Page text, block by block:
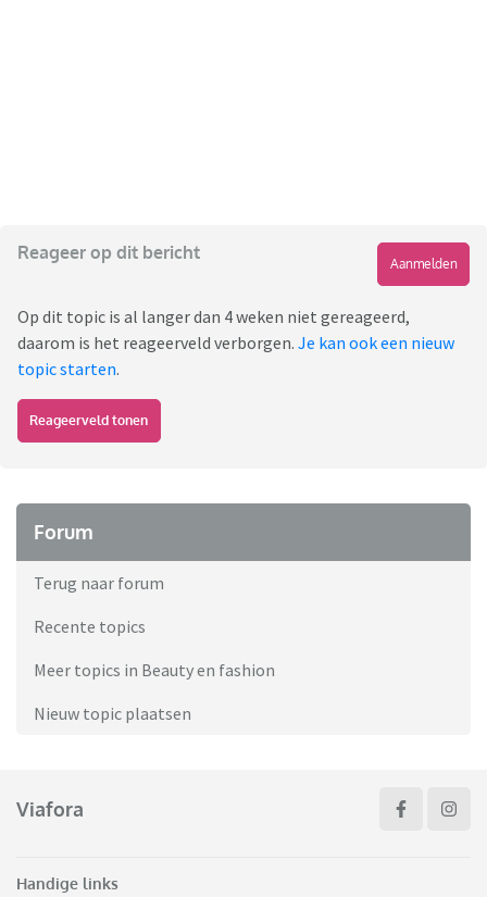
Reageer op dit bericht
Aanmelden
Op dit topic is al langer dan 4 weken niet gereageerd,
daarom is het reageerveld verborgen. Je kan ook een nieuw
topic starten.
Reageerveld tonen
Forum
Terug naar forum
Recente topics
Meer topics in Beauty en fashion
Nieuw topic plaatsen
Viafora
Handige links